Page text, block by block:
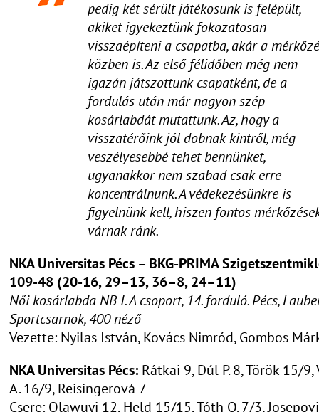
pedig két sérült játékosunk is felépült,
akiket igyekeztünk fokozatosan
visszaépíteni a csapatba, akár a
közben is. Az első félidőben még nem
igazán játszottunk csapatként, de a
fordulás után már nagyon szép
kosárlabdát mutattunk. Az, hogy a
visszatérőink jól dobnak kintről, még
veszélyesebbé tehet bennünket,
ugyanakkor nem szabad csak erre
koncentrálnunk. A védekezésünkre is
figyelnünk kell, hiszen fontos
várnak ránk.
NKA Universitas Pécs – BKG-PRIMA
109-48 (20-16, 29–13, 36–8, 24–11)
Női kosárlabda NB I. A csoport, 14. forduló. Pécs,
Sportcsarnok, 400 néző
Vezette: Nyilas István, Kovács Nimród, Gombos
NKA Universitas Pécs: Rátkai 9, Dúl P. 8, Török 15/9,
A. 16/9, Reisingerová
Csere: Olawuyi 12, Held 15/15, Tóth O. 7/3,